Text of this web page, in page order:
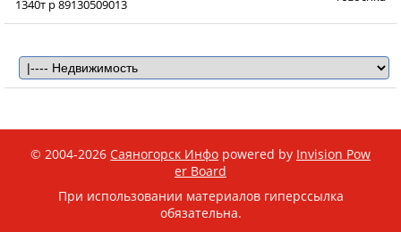
1340т р 89130509013
© 2004-2026 Саяногорск Инфо powered by Invision Pow
er Board
При использовании материалов гиперссылка
обязательна.